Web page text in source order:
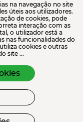
na navegação no site
úteis aos utilizadores.
de cookies, pode
interação com as
o utilizador está a
nas funcionalidades do
cookies e outras
site ...